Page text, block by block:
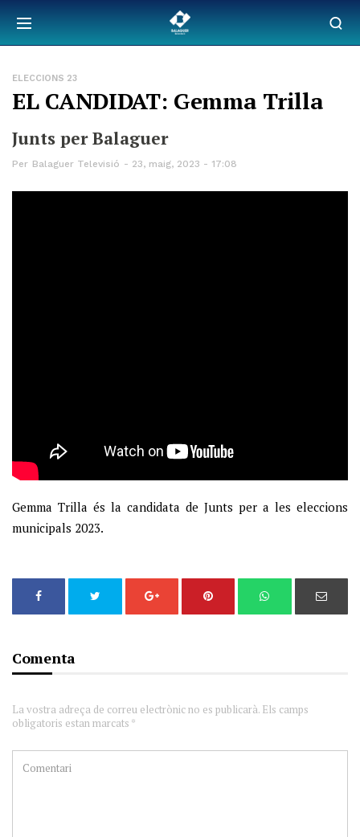
ELECCIONS 23
EL CANDIDAT: Gemma Trilla
Junts per Balaguer
Per Balaguer Televisió 23, maig, 2023 - 17:08
Gemma Trilla és la candidata de Junts per a les eleccions
municipals 2023.
Comenta
La vostra adreça de correu electrònic no es publicarà. Els camps
obligatoris estan marcats *